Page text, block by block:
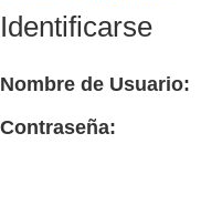
Identificarse
Nombre de Usuario:
Contraseña: